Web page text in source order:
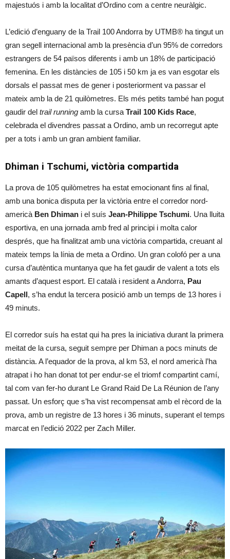
majestuós i amb la localitat d’Ordino com a centre neuràlgic.
L’edició d’enguany de la Trail 100 Andorra by UTMB® ha tingut un
gran segell internacional amb la presència d’un 95% de corredors
estrangers de 54 països diferents i amb un 18% de participació
femenina. En les distàncies de 105 i 50 km ja es van esgotar els
dorsals el passat mes de gener i posteriorment va passar el
mateix amb la de 21 quilòmetres. Els més petits també han pogut
gaudir del trail running amb la cursa Trail 100 Kids Race,
celebrada el divendres passat a Ordino, amb un recorregut apte
per a tots i amb un gran ambient familiar.
Dhiman i Tschumi, victòria compartida
La prova de 105 quilòmetres ha estat emocionant fins al final,
amb una bonica disputa per la victòria entre el corredor nord-
americà Ben Dhiman i el suís Jean-Philippe Tschumi. Una lluita
esportiva, en una jornada amb fred al principi i molta calor
després, que ha finalitzat amb una victòria compartida, creuant al
mateix temps la línia de meta a Ordino. Un gran colofó per a una
cursa d’autèntica muntanya que ha fet gaudir de valent a tots els
amants d’aquest esport. El català i resident a Andorra, Pau
Capell, s’ha endut la tercera posició amb un temps de 13 hores i
49 minuts.
El corredor suís ha estat qui ha pres la iniciativa durant la primera
meitat de la cursa, seguit sempre per Dhiman a pocs minuts de
distància. A l’equador de la prova, al km 53, el nord americà l’ha
atrapat i ho han donat tot per endur-se el triomf compartint camí,
tal com van fer-ho durant Le Grand Raid De La Réunion de l’any
passat. Un esforç que s’ha vist recompensat amb el rècord de la
prova, amb un registre de 13 hores i 36 minuts, superant el temps
marcat en l’edició 2022 per Zach Miller.